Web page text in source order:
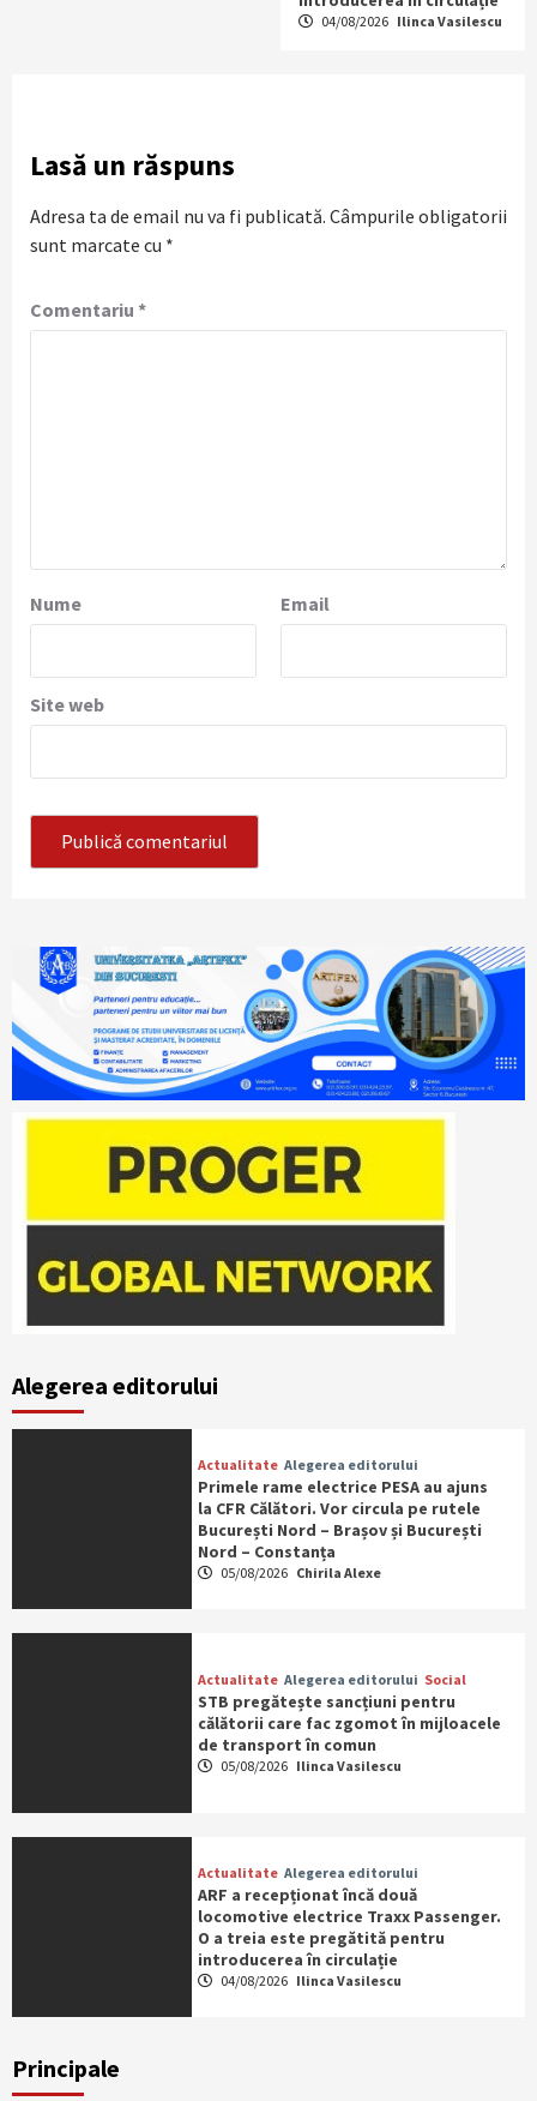
04/08/2026 Ilinca Vasilescu
Lasă un răspuns
Adresa ta de email nu va fi publicată. Câmpurile obligatorii
sunt marcate cu *
Comentariu *
Nume Email
Site web
Alegerea editorului
Actualitate Alegerea editorului
Primele rame electrice PESA au ajuns
la CFR Călători. Vor circula pe rutele
București Nord – Brașov și București
Nord – Constanța
05/08/2026 Chirila Alexe
Actualitate Alegerea editorului Social
STB pregătește sancțiuni pentru
călătorii care fac zgomot în mijloacele
de transport în comun
05/08/2026 Ilinca Vasilescu
Actualitate Alegerea editorului
ARF a recepționat încă două
locomotive electrice Traxx Passenger.
O a treia este pregătită pentru
introducerea în circulație
04/08/2026 Ilinca Vasilescu
Principale